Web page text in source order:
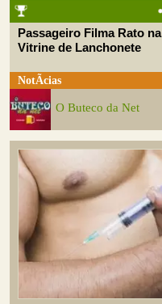
Passageiro Filma Rato na
Vitrine de Lanchonete
NotÃ­cias
O Buteco da Net